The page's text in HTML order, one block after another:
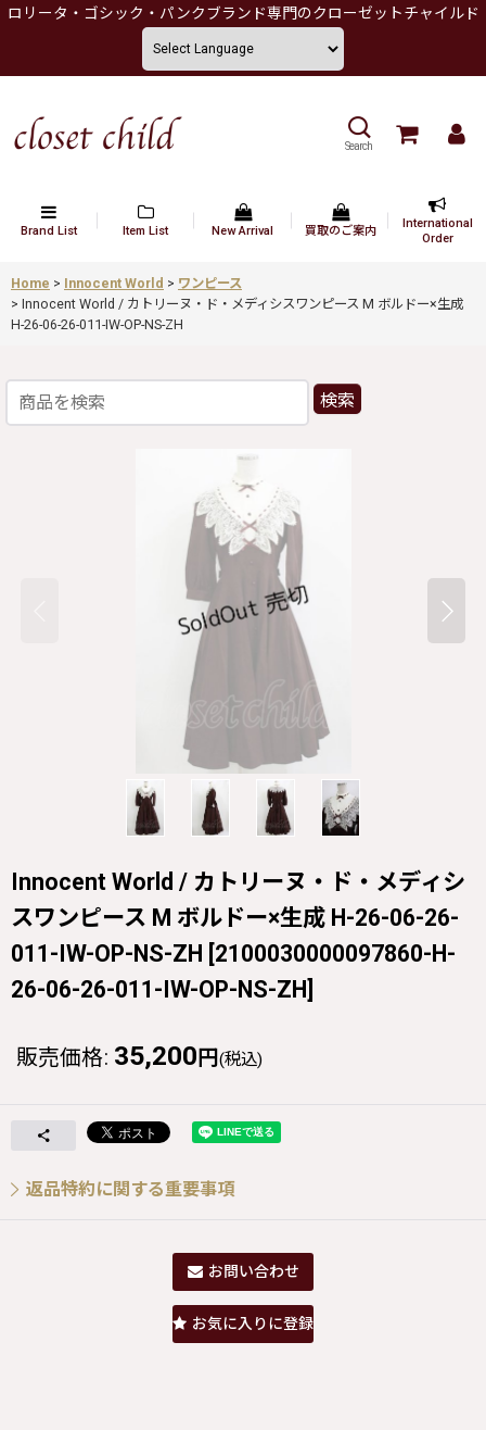
ロリータ・ゴシック・パンクブランド専門のクローゼットチャイルド
Search
Brand List Item List New Arrival 買取のご案内
International
Order
Home > Innocent World > ワンピース
> Innocent World / カトリーヌ・ド・メディシスワンピース M ボルドー×生成
H-26-06-26-011-IW-OP-NS-ZH
検索
Innocent World / カトリーヌ・ド・メディシ
スワンピース M ボルドー×生成 H-26-06-26-
011-IW-OP-NS-ZH [2100030000097860-H-
26-06-26-011-IW-OP-NS-ZH]
販売価格: 35,200 円 (税込)
返品特約に関する重要事項
お問い合わせ
お気に入りに登録